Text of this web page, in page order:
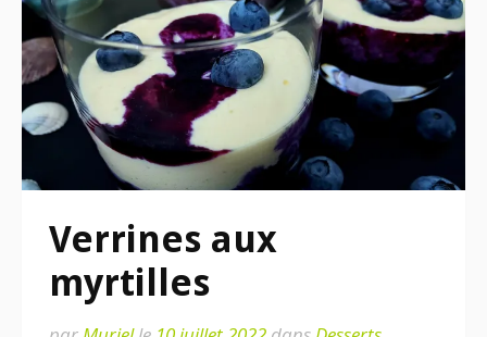
Verrines aux
myrtilles